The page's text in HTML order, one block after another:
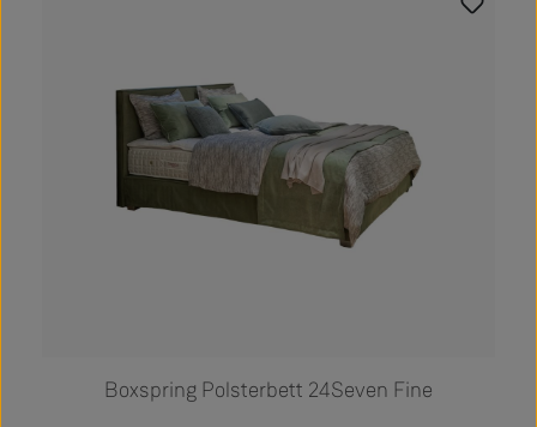
Boxspring Polsterbett 24Seven Fine